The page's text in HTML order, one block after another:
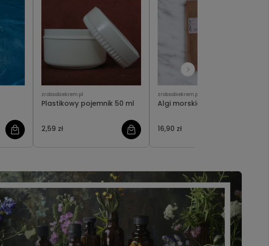
zrobsobiekrem.pl
Plastikowy pojemnik 50 ml
2,59 zł
zrobsobiekrem.pl
Algi morskie - spirulina
16,90 zł